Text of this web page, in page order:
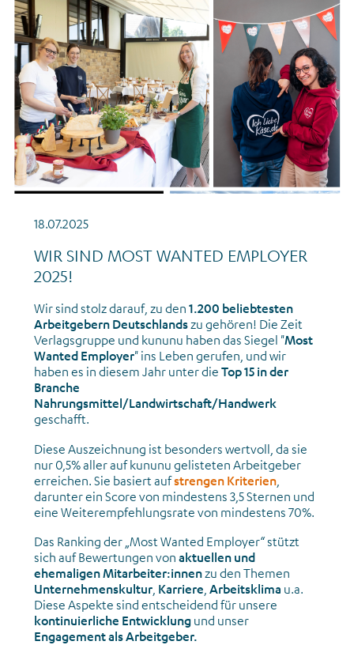
News_Employer Branding_Mots Wanted Employer 2025
18.07.2025
WIR SIND MOST WANTED EMPLOYER
2025!
Wir sind stolz darauf, zu den1.200 beliebtesten
Arbeitgebern Deutschlandszu gehören! Die Zeit
Verlagsgruppe und kununu haben das Siegel "Most
Wanted Employer" ins Leben gerufen, und wir
haben es in diesem Jahr unter dieTop 15 in der
Branche
Nahrungsmittel/Landwirtschaft/Handwerk
geschafft.
Diese Auszeichnung ist besonders wertvoll, da sie
nur 0,5% aller auf kununu gelisteten Arbeitgeber
erreichen. Sie basiert aufstrengen Kriterien
darunter ein Score von mindestens 3,5 Sternen und
eine Weiterempfehlungsrate von mindestens 70%.
Das Ranking der „Most Wanted Employer“ stützt
sich auf Bewertungen vonaktuellen und
ehemaligen Mitarbeiter:innenzu den Themen
Unternehmenskultur, Karriere,Arbeitsklima u.a.
Diese Aspekte sind entscheidend für unsere
kontinuierliche Entwicklung und unser
Engagement als Arbeitgeber.